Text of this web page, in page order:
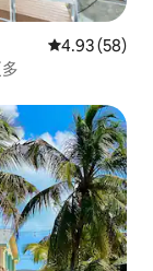
平均评分
4.93 (58)